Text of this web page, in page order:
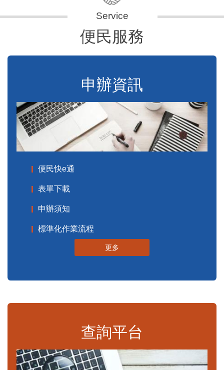
便民服務
申辦資訊
便民快e通
表單下載
申辦須知
標準化作業流程
更多
查詢平台